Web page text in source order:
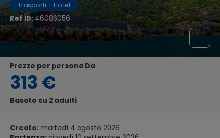
Trasporti + Hotel
Ref ID: 46086056
Prezzo per persona Da
313 €
Basato su 2 adulti
Creato:martedì 4 agosto 2026